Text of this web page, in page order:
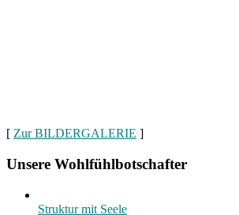
[ Zur BILDERGALERIE ]
Unsere Wohlfühlbotschafter
Struktur mit Seele